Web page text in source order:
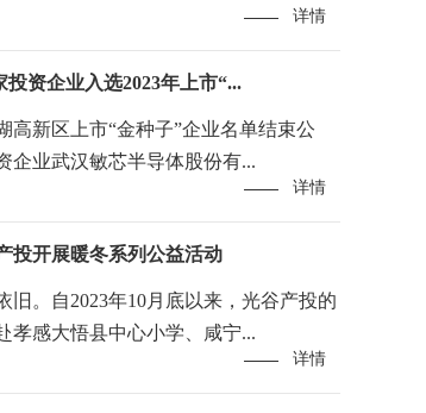
详情
资企业入选2023年上市“...
高新区上市“金种子”企业名单结束公
企业武汉敏芯半导体股份有...
详情
投开展暖冬系列公益活动
旧。自2023年10月底以来，光谷产投的
孝感大悟县中心小学、咸宁...
详情